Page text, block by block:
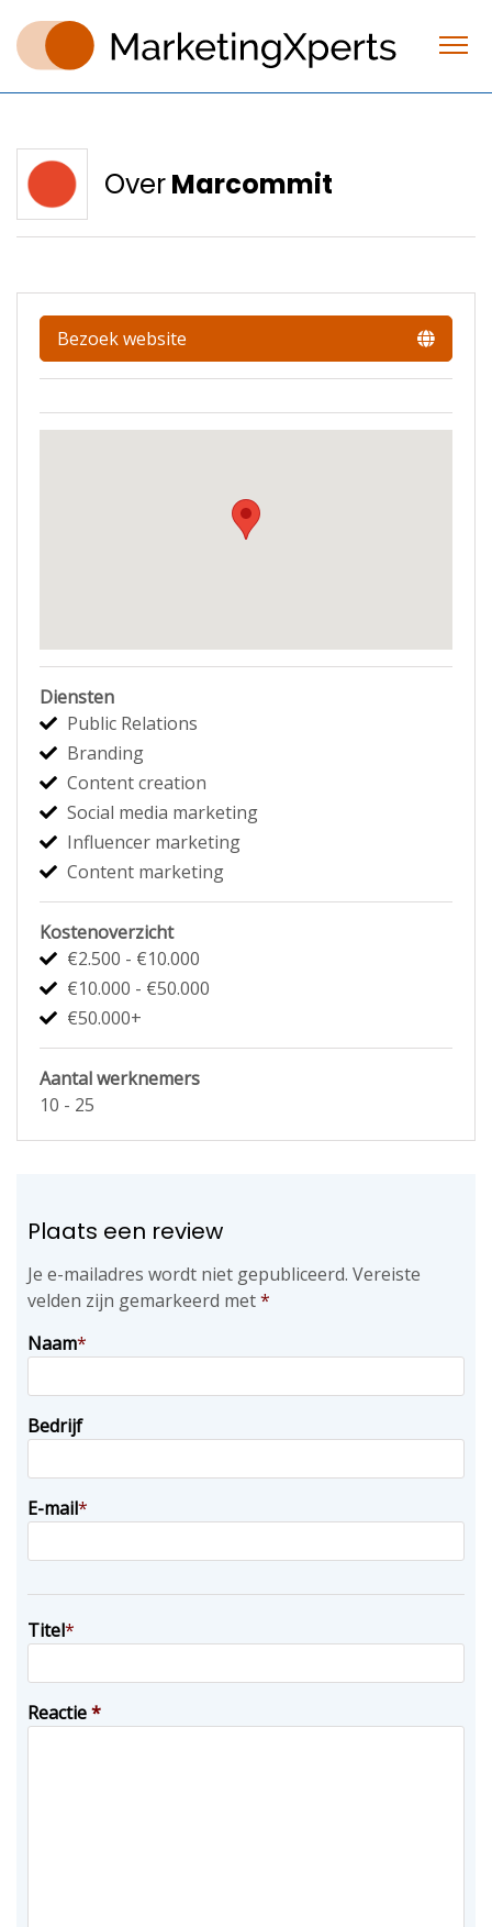
OverMarcommit
Bezoek website
Diensten
Public Relations
Branding
Content creation
Social media marketing
Influencer marketing
Content marketing
Kostenoverzicht
€2.500 - €10.000
€10.000 - €50.000
€50.000+
Aantal werknemers
10 - 25
Plaats een review
Je e-mailadres wordt niet gepubliceerd. Vereiste
velden zijn gemarkeerd met*
Naam*
Bedrijf
E-mail*
Titel*
Reactie*